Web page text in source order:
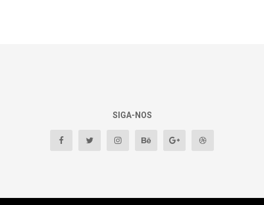
SIGA-NOS